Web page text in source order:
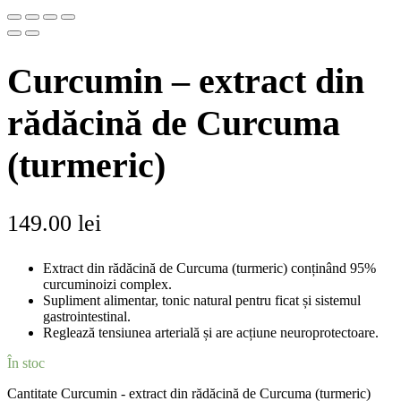
Curcumin – extract din
rădăcină de Curcuma
(turmeric)
149.00 lei
Extract din rădăcină de Curcuma (turmeric) conținând 95%
curcuminoizi complex.
Supliment alimentar, tonic natural pentru ficat și sistemul
gastrointestinal.
Reglează tensiunea arterială și are acțiune neuroprotectoare.
În stoc
Cantitate Curcumin - extract din rădăcină de Curcuma (turmeric)